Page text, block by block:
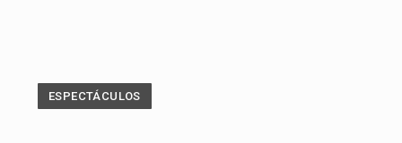
ESPECTÁCULOS